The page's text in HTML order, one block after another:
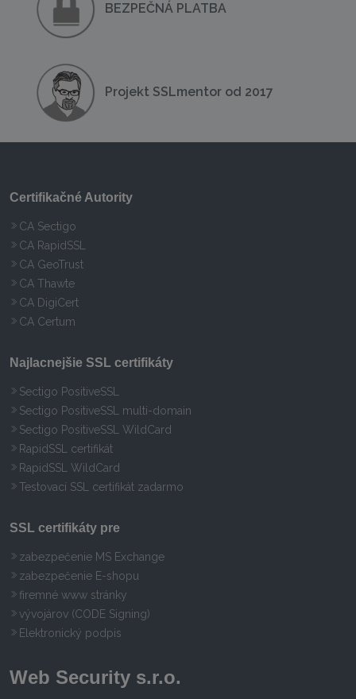
BEZPEČNÁ PLATBA
Projekt SSLmentor od 2017
Certifikačné Autority
CA Sectigo
CA RapidSSL
CA GeoTrust
CA Thawte
CA DigiCert
CA Certum
Najlacnejšie SSL certifikáty
Sectigo PositiveSSL
Sectigo PositiveSSL multi-domain
Sectigo PositiveSSL WildCard
RapidSSL certifikát
RapidSSL WildCard
Testovací SSL certifikát zadarmo
SSL certifikáty pre
zabezpečenie MS Exchange
zabezpečenie E-shopu
firemné www stránky
vývojárov (CODE Signing)
Elektronický podpis
Web Security s.r.o.